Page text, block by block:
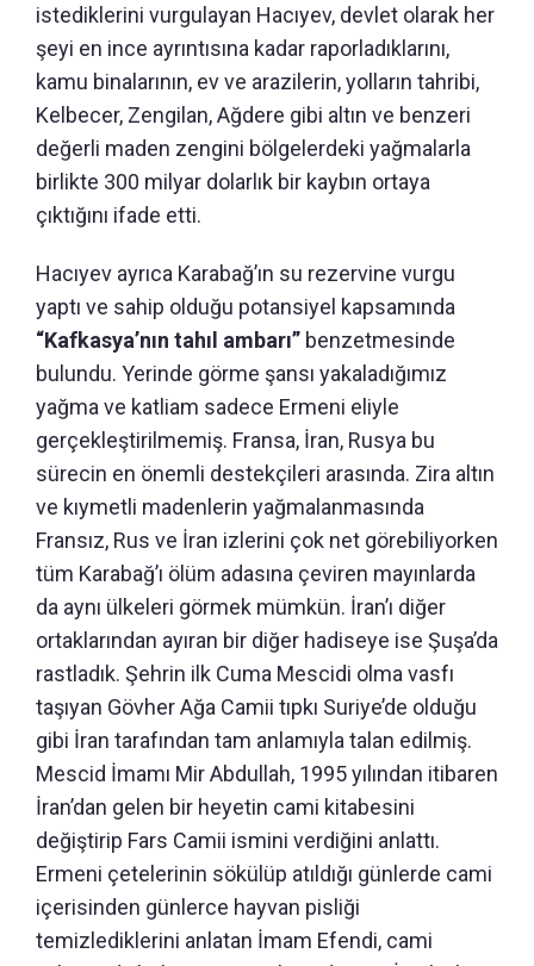
istediklerini vurgulayan Hacıyev, devlet olarak her
şeyi en ince ayrıntısına kadar raporladıklarını,
kamu binalarının, ev ve arazilerin, yolların tahribi,
Kelbecer, Zengilan, Ağdere gibi altın ve benzeri
değerli maden zengini bölgelerdeki yağmalarla
birlikte 300 milyar dolarlık bir kaybın ortaya
çıktığını ifade etti.
Hacıyev ayrıca Karabağ’ın su rezervine vurgu
yaptı ve sahip olduğu potansiyel kapsamında
“Kafkasya’nın tahıl ambarı” benzetmesinde
bulundu. Yerinde görme şansı yakaladığımız
yağma ve katliam sadece Ermeni eliyle
gerçekleştirilmemiş. Fransa, İran, Rusya bu
sürecin en önemli destekçileri arasında. Zira altın
ve kıymetli madenlerin yağmalanmasında
Fransız, Rus ve İran izlerini çok net görebiliyorken
tüm Karabağ’ı ölüm adasına çeviren mayınlarda
da aynı ülkeleri görmek mümkün. İran’ı diğer
ortaklarından ayıran bir diğer hadiseye ise Şuşa’da
rastladık. Şehrin ilk Cuma Mescidi olma vasfı
taşıyan Gövher Ağa Camii tıpkı Suriye’de olduğu
gibi İran tarafından tam anlamıyla talan edilmiş.
Mescid İmamı Mir Abdullah, 1995 yılından itibaren
İran’dan gelen bir heyetin cami kitabesini
değiştirip Fars Camii ismini verdiğini anlattı.
Ermeni çetelerinin sökülüp atıldığı günlerde cami
içerisinden günlerce hayvan pisliği
temizlediklerini anlatan İmam Efendi, cami